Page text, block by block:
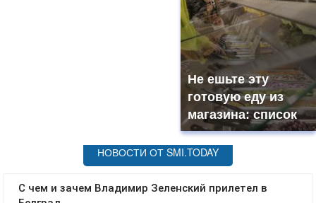
Не ешьте эту
готовую еду из
магазина: список